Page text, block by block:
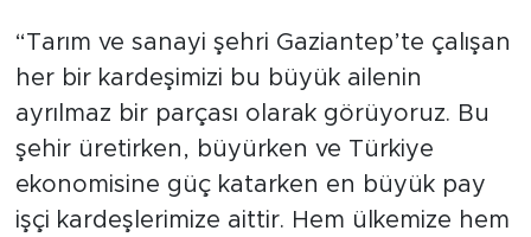
“Tarım ve sanayi şehri Gaziantep’te çalışan
her bir kardeşimizi bu büyük ailenin
ayrılmaz bir parçası olarak görüyoruz. Bu
şehir üretirken, büyürken ve Türkiye
ekonomisine güç katarken en büyük pay
işçi kardeşlerimize aittir. Hem ülkemize hem